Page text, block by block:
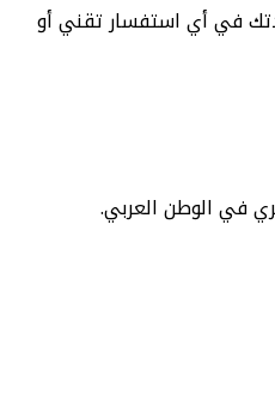
في أي استفسار تقني أو
في الوطن العربي.